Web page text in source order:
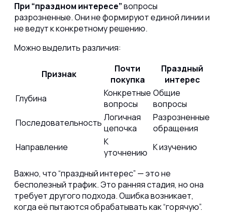
При “праздном интересе”вопросы
разрозненные. Они не формируют единой линии и
не ведут к конкретному решению.
Можно выделить различия:
Признак
Почти
покупка
Праздный
интерес
Глубина
Конкретные
вопросы
Общие
вопросы
Последовательность Логичная
цепочка
Разрозненные
обращения
Направление
К
уточнению К изучению
Важно, что “праздный интерес” — это не
бесполезный трафик. Это ранняя стадия, но она
требует другого подхода. Ошибка возникает,
когда её пытаются обрабатывать как “горячую”.